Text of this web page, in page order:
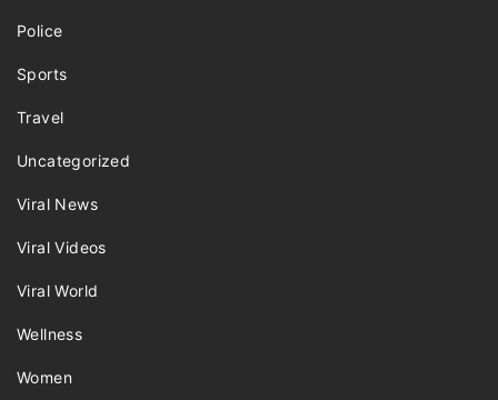
Police
Sports
Travel
Uncategorized
Viral News
Viral Videos
Viral World
Wellness
Women